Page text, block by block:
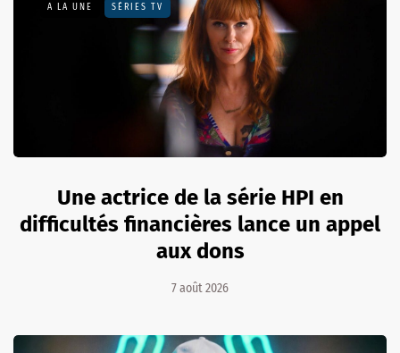
A LA UNE SÉRIES TV
Une actrice de la série HPI en
difficultés financières lance un appel
aux dons
7 août 2026